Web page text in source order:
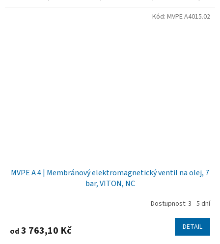
MVPE A 4 | Membránový elektromagnetický ventil na olej, 7
bar, VITON, NC
Dostupnost: 3 - 5 dní
od3 763,10 Kč DETAIL
Kód: MVPE A4015.02